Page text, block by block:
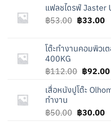
แฟลชไดรฟ์ Jaster
฿53.00 Original
฿53.00.
฿33.00
฿
โต๊ะทำงานคอมพิวเ
400KG
฿112.00 Original
was:
฿92.00
เสื่อหนังปูโต๊ะ
ทำงาน
฿50.00 Original
฿30.00